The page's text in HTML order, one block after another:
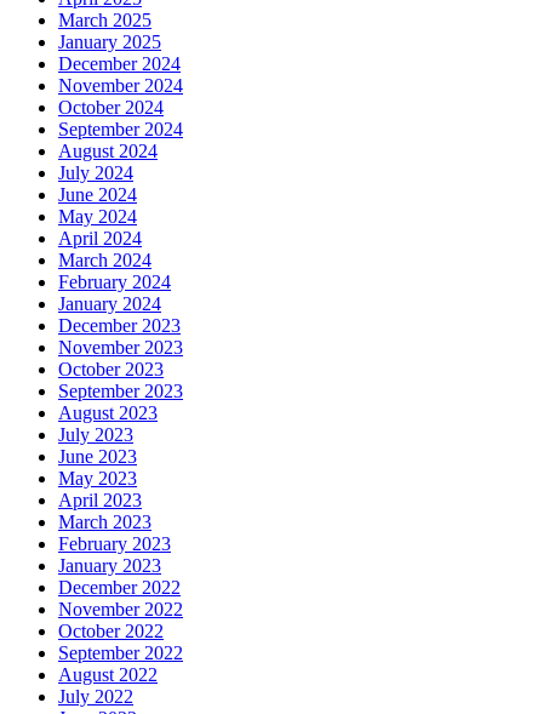
March 2025
January 2025
December 2024
November 2024
October 2024
September 2024
August 2024
July 2024
June 2024
May 2024
April 2024
March 2024
February 2024
January 2024
December 2023
November 2023
October 2023
September 2023
August 2023
July 2023
June 2023
May 2023
April 2023
March 2023
February 2023
January 2023
December 2022
November 2022
October 2022
September 2022
August 2022
July 2022